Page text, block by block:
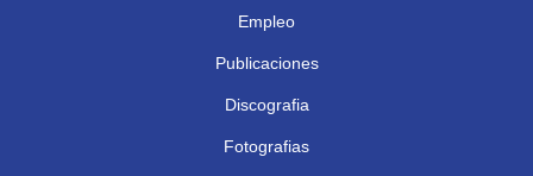
Empleo
Publicaciones
Discografia
Fotografias